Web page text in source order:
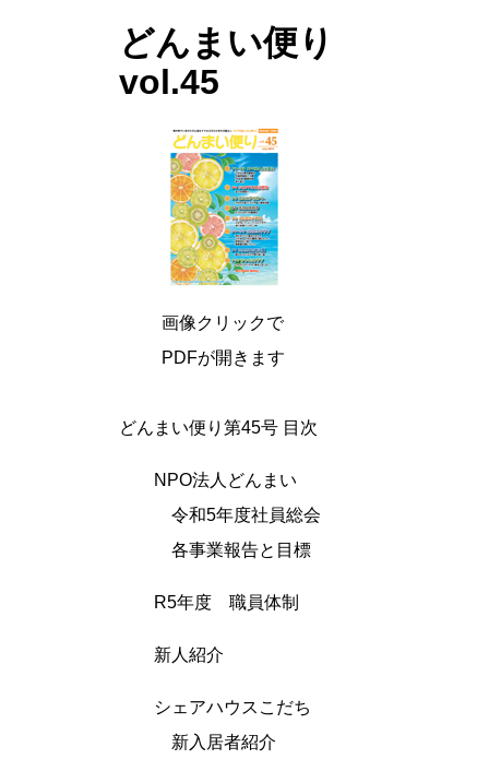
どんまい便り
vol.45
画像クリックで
PDFが開きます
どんまい便り第45号 目次
NPO法人どんまい
令和5年度社員総会
各事業報告と目標
R5年度 職員体制
新人紹介
シェアハウスこだち
新入居者紹介